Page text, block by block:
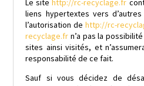
Le site http://rc-recyclage.fr
liens hypertextes vers
l’autorisation de http://rc-
recyclage.fr n’a pas la
sites ainsi visités, et
responsabilité de ce fait.
Sauf si vous décidez de